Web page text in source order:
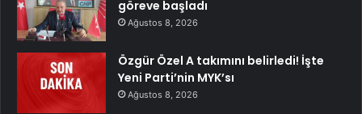
göreve başladı
Ağustos 8, 2026
Özgür Özel A takımını belirledi! İşte
Yeni Parti’nin MYK’sı
Ağustos 8, 2026